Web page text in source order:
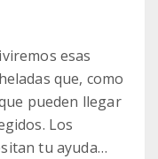
esas
que, como
pueden llegar
Los
tu ayuda